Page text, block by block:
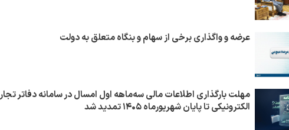
عرضه و واگذاری برخی از سهام و بنگاه متعلق به دولت
مهلت بارگذاری اطلاعات مالی سه‌ماهه اول امسال در سامانه دفاتر
الکترونیکی تا پایان شهریورماه ۱۴۰۵ تمدید شد